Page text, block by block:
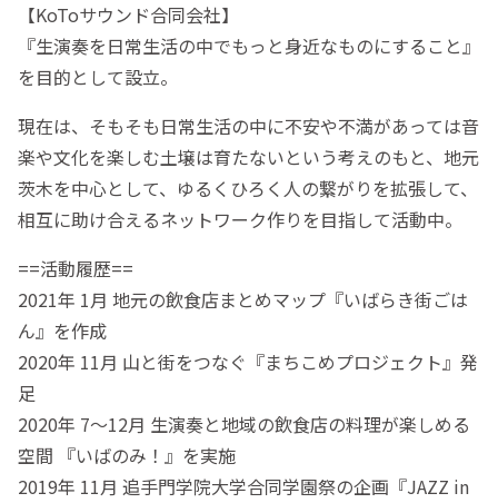
【KoToサウンド合同会社】
『生演奏を日常生活の中でもっと身近なものにすること』
を目的として設立。
現在は、そもそも日常生活の中に不安や不満があっては音
楽や文化を楽しむ土壌は育たないという考えのもと、地元
茨木を中心として、ゆるくひろく人の繋がりを拡張して、
相互に助け合えるネットワーク作りを目指して活動中。
==活動履歴==
2021年 1月 地元の飲食店まとめマップ『いばらき街ごは
ん』を作成
2020年 11月 山と街をつなぐ『まちこめプロジェクト』発
足
2020年 7〜12月 生演奏と地域の飲食店の料理が楽しめる
空間 『いばのみ！』を実施
2019年 11月 追手門学院大学合同学園祭の企画『JAZZ in